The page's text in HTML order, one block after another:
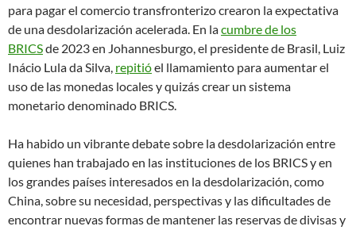
para pagar el comercio transfronterizo crearon la expectativa
de una desdolarización acelerada. En lacumbre de los
BRICSde 2023 en Johannesburgo, el presidente de Brasil, Luiz
Inácio Lula da Silva, repitióel llamamiento para aumentar el
uso de las monedas locales y quizás crear un sistema
monetario denominado BRICS.
Ha habido un vibrante debate sobre la desdolarización entre
quienes han trabajado en las instituciones de los BRICS y en
los grandes países interesados en la desdolarización, como
China, sobre su necesidad, perspectivas y las dificultades de
encontrar nuevas formas de mantener las reservas de divisas y